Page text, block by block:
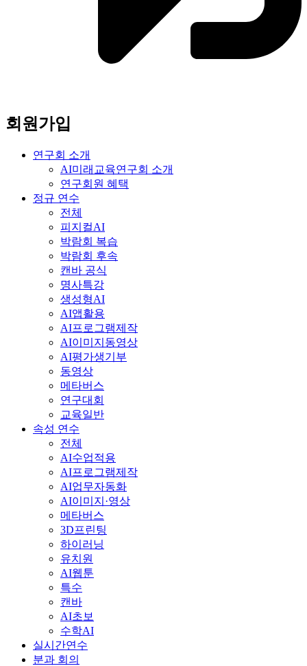
회원가입
연구회 소개
AI미래교육연구회 소개
연구회원 혜택
정규 연수
전체
피지컬AI
박람회 복습
박람회 후속
캔바 공식
명사특강
생성형AI
AI앱활용
AI프로그램제작
AI이미지동영상
AI평가생기부
동영상
메타버스
연구대회
교육일반
속성 연수
전체
AI수업적용
AI프로그램제작
AI업무자동화
AI이미지·영상
메타버스
3D프린팅
하이러닝
유치원
AI웹툰
특수
캔바
AI초보
수학AI
실시간연수
분과 회의